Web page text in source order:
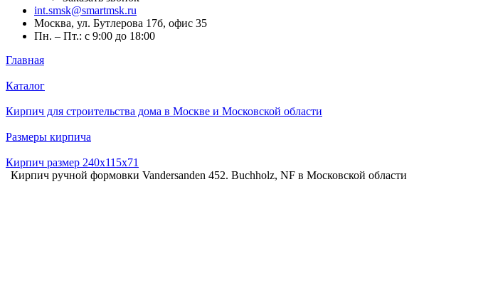
int.smsk@smartmsk.ru
Москва, ул. Бутлерова 17б, офис 35
Пн. – Пт.: с 9:00 до 18:00
Главная
Каталог
Кирпич для строительства дома в Москве и Московской области
Размеры кирпича
Кирпич размер 240х115х71
Кирпич ручной формовки Vandersanden 452. Buchholz, NF в Московской области